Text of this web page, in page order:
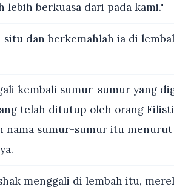
lebih berkuasa dari pada kami."
dan berkemahlah ia di
kembali sumur-sumur yang
telah ditutup oleh orang
nama sumur-sumur itu menurut
menggali di lembah itu,